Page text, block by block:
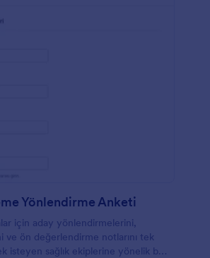
Yönlendirme Anketi
için aday yönlendirmelerini,
ve ön değerlendirme notlarını tek
isteyen sağlık ekiplerine yönelik bu